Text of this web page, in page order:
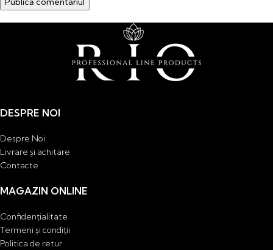
DESPRE NOI
Despre Noi
Livrare și achitare
Contacte
MAGAZIN ONLINE
Confidențialitate
Termeni și condiții
Politica de retur